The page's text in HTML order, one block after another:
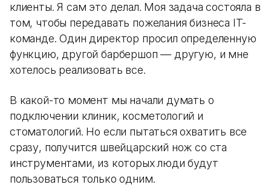
клиенты. Я сам это делал. Моя задача состояла в
том, чтобы передавать пожелания бизнеса IT-
команде. Один директор просил определенную
функцию, другой барбершоп — другую, и мне
хотелось реализовать все.
В какой-то момент мы начали думать о
подключении клиник, косметологий и
стоматологий. Но если пытаться охватить все
сразу, получится швейцарский нож со ста
инструментами, из которых люди будут
пользоваться только одним.